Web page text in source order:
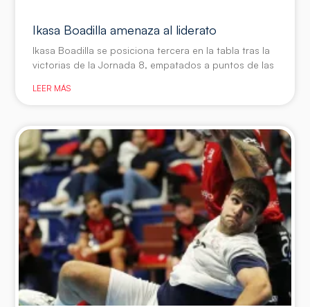
Ikasa Boadilla amenaza al liderato
Ikasa Boadilla se posiciona tercera en la tabla tras la
victorias de la Jornada 8, empatados a puntos de las
LEER MÁS